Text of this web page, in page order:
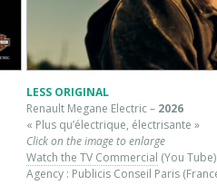
LESS ORIGINAL
Renault Megane Electric – 2026
« Plus qu’électrique, électrisante »
Click on the image to enlarge
Watch the TV Commercial (You Tube)
Agency : Publicis Conseil Paris